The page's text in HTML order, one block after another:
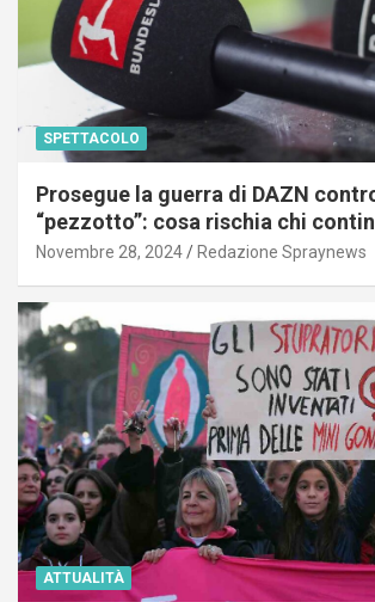
SPETTACOLO
Prosegue la guerra di DAZN
“pezzotto”: cosa rischia chi
Novembre 28, 2024 Redazione Spraynews
ATTUALITÀ